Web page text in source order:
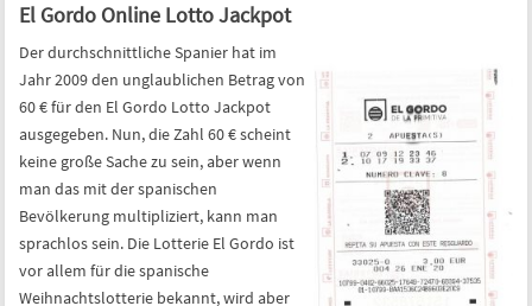
El Gordo Online Lotto Jackpot
Der durchschnittliche Spanier hat im
Jahr 2009 den unglaublichen Betrag von
60 € für den El Gordo Lotto Jackpot
ausgegeben. Nun, die Zahl 60 € scheint
keine große Sache zu sein, aber wenn
man das mit der spanischen
Bevölkerung multipliziert, kann man
sprachlos sein. Die Lotterie El Gordo ist
vor allem für die spanische
Weihnachtslotterie bekannt, wird aber